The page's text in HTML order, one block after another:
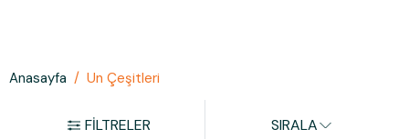
Anasayfa / Un Çeşitleri
FİLTRELER SIRALA